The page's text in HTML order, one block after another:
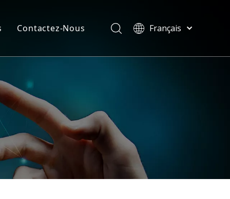
Contactez-Nous
Français
ไทย